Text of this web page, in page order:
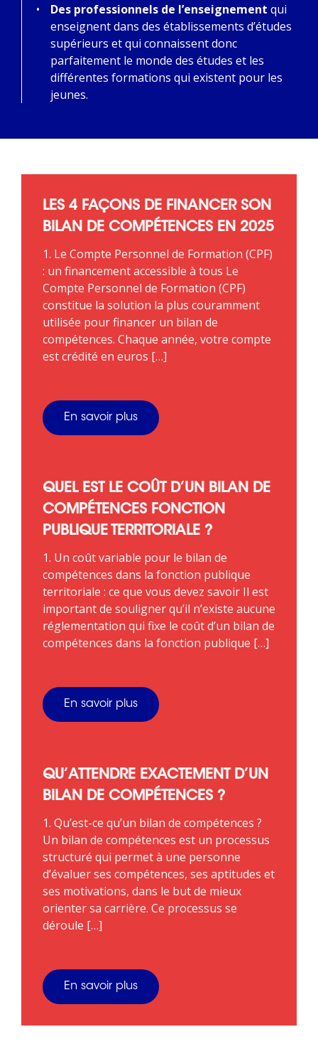
Des professionnels de l’enseignement qui
enseignent dans des établissements d’études
supérieurs et qui connaissent donc
parfaitement le monde des études et les
différentes formations qui existent pour les
jeunes.
LES 4 FAÇONS DE FINANCER SON
BILAN DE COMPÉTENCES EN 2025
1. Le Compte Personnel de Formation (CPF)
: un financement accessible à tous Le
Compte Personnel de Formation (CPF)
constitue la solution la plus couramment
utilisée pour financer un bilan de
compétences. Chaque année, votre compte
est crédité en euros […]
En savoir plus
QUEL EST LE COÛT D’UN BILAN DE
COMPÉTENCES FONCTION
PUBLIQUE TERRITORIALE ?
1. Un coût variable pour le bilan de
compétences dans la fonction publique
territoriale : ce que vous devez savoir Il est
important de souligner qu’il n’existe aucune
réglementation qui fixe le coût d’un bilan de
compétences dans la fonction publique […]
En savoir plus
QU’ATTENDRE EXACTEMENT D’UN
BILAN DE COMPÉTENCES ?
1. Qu’est-ce qu’un bilan de compétences ?
Un bilan de compétences est un processus
structuré qui permet à une personne
d’évaluer ses compétences, ses aptitudes et
ses motivations, dans le but de mieux
orienter sa carrière. Ce processus se
déroule […]
En savoir plus